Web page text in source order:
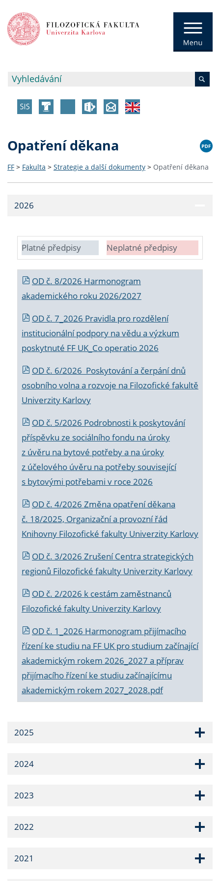
Opatření děkana
FF > Fakulta > Strategie a další dokumenty > Opatření děkana
2026
Platné předpisy Neplatné předpisy
OD č. 8/2026 Harmonogram
akademického roku 2026/2027
OD č. 7_2026 Pravidla pro rozdělení
institucionální podpory na vědu a výzkum
poskytnuté FF UK_Co operatio 2026
OD č. 6/2026 Poskytování a čerpání dnů
osobního volna a rozvoje na Filozofické fakultě
Univerzity Karlovy
OD č. 5/2026 Podrobnosti k poskytování
příspěvku ze sociálního fondu na úroky
z úvěru na bytové potřeby a na úroky
z účelového úvěru na potřeby související
s bytovými potřebami v roce 2026
OD č. 4/2026 Změna opatření děkana
č. 18/2025, Organizační a provozní řád
Knihovny Filozofické fakulty Univerzity Karlovy
OD č. 3/2026 Zrušení Centra strategických
regionů Filozofické fakulty Univerzity Karlovy
OD č. 2/2026 k cestám zaměstnanců
Filozofické fakulty Univerzity Karlovy
OD č. 1_2026 Harmonogram přijímacího
řízení ke studiu na FF UK pro studium začínající
akademickým rokem 2026_2027 a příprav
přijímacího řízení ke studiu začínajícímu
akademickým rokem 2027_2028.pdf
2025
2024
2023
2022
2021